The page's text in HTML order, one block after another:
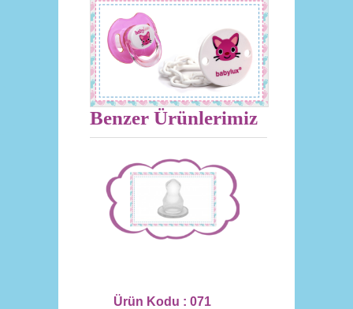
Benzer Ürünlerimiz
Ürün Kodu : 071